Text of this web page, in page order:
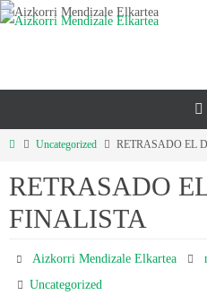
Ir
InicioUncategorized RETRASADO EL
RETRASADO
FINALISTA
Aizkorri Mendizale Elkartea
Uncategorized